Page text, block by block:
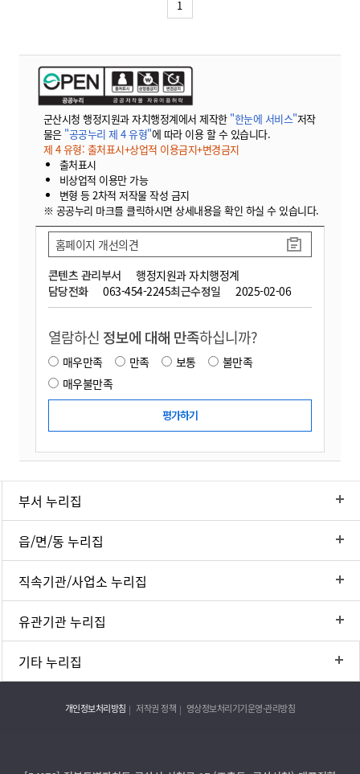
1
군산시청 행정지원과 자치행정계에서 제작한 "한눈에 서비스"저작
물은 "공공누리 제 4 유형"에 따라 이용 할 수 있습니다.
제 4 유형: 출처표시+상업적 이용금지+변경금지
출처표시
비상업적 이용만 가능
변형 등 2차적 저작물 작성 금지
※ 공공누리 마크를 클릭하시면 상세내용을 확인 하실 수 있습니다.
콘텐츠 관리부서
행정지원과 자치행정계
담당전화
063-454-2245최근수정일 2025-02-06
홈페이지 개선의견
열람하신 정보에 대해 만족하십니까?
매우만족 만족 보통
불만족
매우불만족
부서 누리집
읍/면/동 누리집
직속기관/사업소 누리집
유관기관 누리집
기타 누리집
개인정보처리방침 저작권 정책 영상정보처리기기운영·관리방침